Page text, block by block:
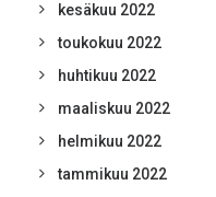
kesäkuu 2022
toukokuu 2022
huhtikuu 2022
maaliskuu 2022
helmikuu 2022
tammikuu 2022